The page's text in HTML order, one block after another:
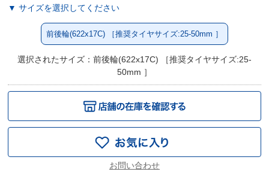
▼ サイズを選択してください
前後輪(622x17C) ［推奨タイヤサイズ:25-50mm ］
選択されたサイズ：前後輪(622x17C) ［推奨タイヤサイズ:25-
50mm ］